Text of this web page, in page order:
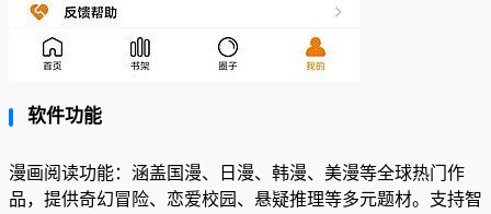
软件功能
漫画阅读功能：涵盖国漫、日漫、韩漫、美漫等全球热门作
品，提供奇幻冒险、恋爱校园、悬疑推理等多元题材。支持智